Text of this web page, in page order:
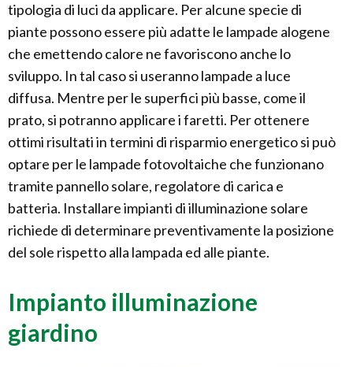
tipologia di luci da applicare. Per alcune specie di
piante possono essere più adatte le lampade alogene
che emettendo calore ne favoriscono anche lo
sviluppo. In tal caso si useranno lampade a luce
diffusa. Mentre per le superfici più basse, come il
prato, si potranno applicare i faretti. Per ottenere
ottimi risultati in termini di risparmio energetico si può
optare per le lampade fotovoltaiche che funzionano
tramite pannello solare, regolatore di carica e
batteria. Installare impianti di illuminazione solare
richiede di determinare preventivamente la posizione
del sole rispetto alla lampada ed alle piante.
Impianto illuminazione
giardino